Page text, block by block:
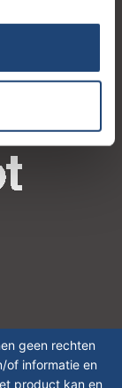
geen rechten
of informatie en
product kan en